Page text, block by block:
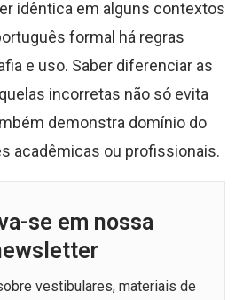
idêntica em alguns contextos
formal há regras
e uso. Saber diferenciar as
incorretas não só evita
demonstra domínio do
acadêmicas ou profissionais.
se em nossa
vestibulares, materiais de